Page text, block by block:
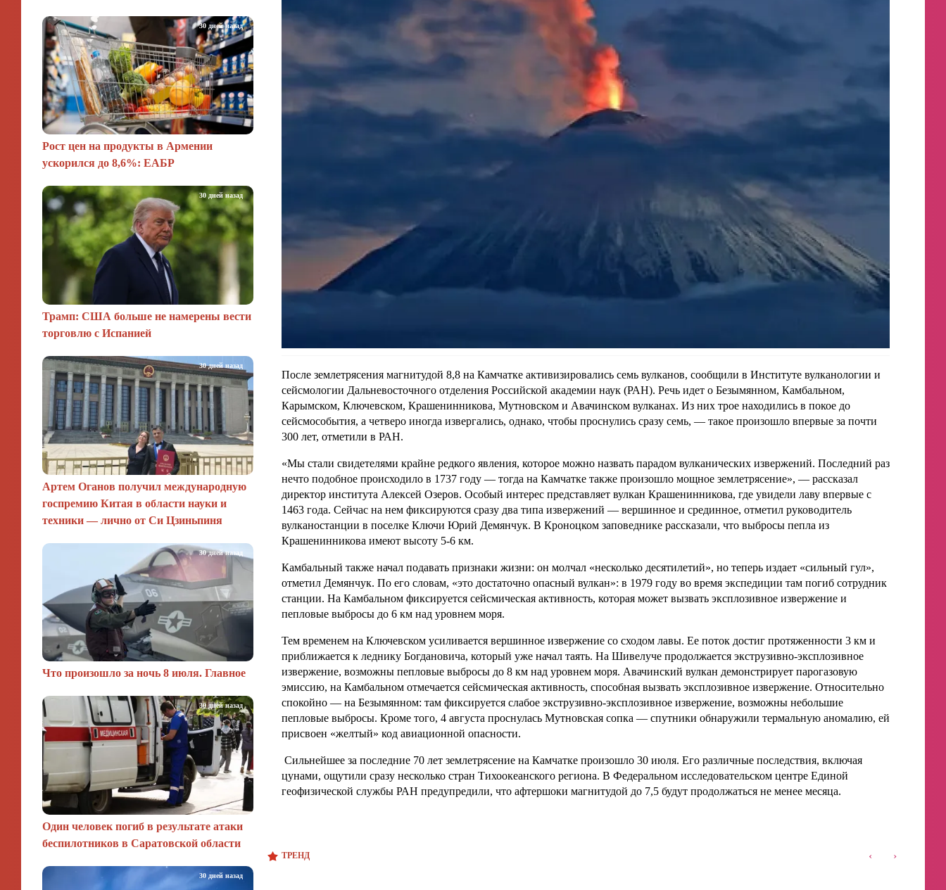
Рост цен на продукты в Армении
ускорился до 8,6%: ЕАБР
30 дней назад
Трамп: США больше не намерены вести
торговлю с Испанией
30 дней назад
Артем Оганов получил международную
госпремию Китая в области науки и
техники — лично от Си Цзиньпиня
30 дней назад
Что произошло за ночь 8 июля. Главное
30 дней назад
Один человек погиб в результате атаки
беспилотников в Саратовской области
30 дней назад
30 дней назад
После землетрясения магнитудой 8,8 на Камчатке активизировались семь вулканов, сообщили в Институте вулканологии и
сейсмологии Дальневосточного отделения Российской академии наук (РАН). Речь идет о Безымянном, Камбальном,
Карымском, Ключевском, Крашенинникова, Мутновском и Авачинском вулканах. Из них трое находились в покое до
сейсмособытия, а четверо иногда извергались, однако, чтобы проснулись сразу семь, — такое произошло впервые за почти
300 лет, отметили в РАН.
«Мы стали свидетелями крайне редкого явления, которое можно назвать парадом вулканических извержений. Последний раз
нечто подобное происходило в 1737 году — тогда на Камчатке также произошло мощное землетрясение», — рассказал
директор института Алексей Озеров. Особый интерес представляет вулкан Крашенинникова, где увидели лаву впервые с
1463 года. Сейчас на нем фиксируются сразу два типа извержений — вершинное и срединное, отметил руководитель
вулканостанции в поселке Ключи Юрий Демянчук. В Кроноцком заповеднике рассказали, что выбросы пепла из
Крашенинникова имеют высоту 5-6 км.
Камбальный также начал подавать признаки жизни: он молчал «несколько десятилетий», но теперь издает «сильный гул»,
отметил Демянчук. По его словам, «это достаточно опасный вулкан»: в 1979 году во время экспедиции там погиб сотрудник
станции. На Камбальном фиксируется сейсмическая активность, которая может вызвать эксплозивное извержение и
пепловые выбросы до 6 км над уровнем моря.
Тем временем на Ключевском усиливается вершинное извержение со сходом лавы. Ее поток достиг протяженности 3 км и
приближается к леднику Богдановича, который уже начал таять. На Шивелуче продолжается экструзивно-эксплозивное
извержение, возможны пепловые выбросы до 8 км над уровнем моря. Авачинский вулкан демонстрирует парогазовую
эмиссию, на Камбальном отмечается сейсмическая активность, способная вызвать эксплозивное извержение. Относительно
спокойно — на Безымянном: там фиксируется слабое экструзивно-эксплозивное извержение, возможны небольшие
пепловые выбросы. Кроме того, 4 августа проснулась Мутновская сопка — спутники обнаружили термальную аномалию, ей
присвоен «желтый» код авиационной опасности.
Сильнейшее за последние 70 лет землетрясение на Камчатке произошло 30 июля. Его различные последствия, включая
цунами, ощутили сразу несколько стран Тихоокеанского региона. В Федеральном исследовательском центре Единой
геофизической службы РАН предупредили, что афтершоки магнитудой до 7,5 будут продолжаться не менее месяца.
ТРЕНД ‹ ›